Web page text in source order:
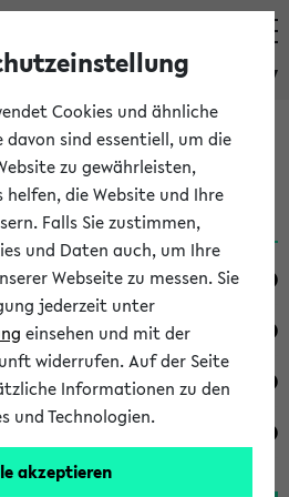
eKVV
eKVV
Cookies und ähnliche
davon sind essentiell, um die
zu gewährleisten,
die Website und Ihre
Falls Sie zustimmen,
und Daten auch, um Ihre
Webseite zu messen. Sie
jederzeit unter
einsehen und mit der
widerrufen. Auf der Seite
Informationen zu den
und Technologien.
akzeptieren